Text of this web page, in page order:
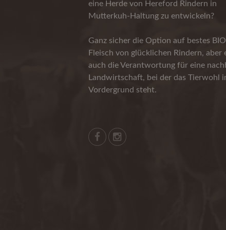
eine Herde von Hereford Rindern in
Mutterkuh-Haltung zu entwickeln?
Ganz sicher die Option auf bestes
Fleisch von glücklichen Rindern, aber
auch die Verantwortung für eine
Landwirtschaft, bei der das Tierwohl
Vordergrund steht.